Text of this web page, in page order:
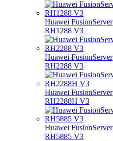
Huawei FusionServer
RH1288 V3
Huawei FusionServer
RH2288 V3
Huawei FusionServer
RH2288H V3
Huawei FusionServer
RH5885 V3